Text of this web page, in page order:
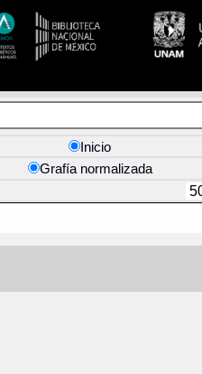
Inicio
Grafía normalizada